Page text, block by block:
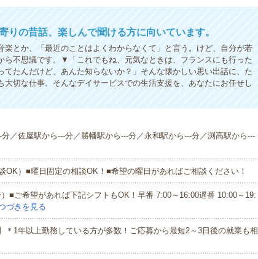
りの昔話、楽しんで聞ける方に向いています。
とか、「最近のことはよくわからなくて」と言う。けど、自分が若
ら不思議です。▼「これでもね、元気なときは、フランスにも行った
てたんだけど、あんた知らないか？」そんな懐かしい思い出話に、た
大切な仕事。そんなデイサービスでの生活支援を、あなたにお任せし
／佐屋駅から---分／勝幡駅から---分／永和駅から---分／渕高駅から---
OK）■曜日固定の相談OK！■希望の曜日があればご相談ください！
■ご希望があれば下記シフトもOK！早番 7:00～16:00遅番 10:00～19:
づきを見る
＊1年以上勤務している方が多数！ご応募から最短2～3日後の就業も相